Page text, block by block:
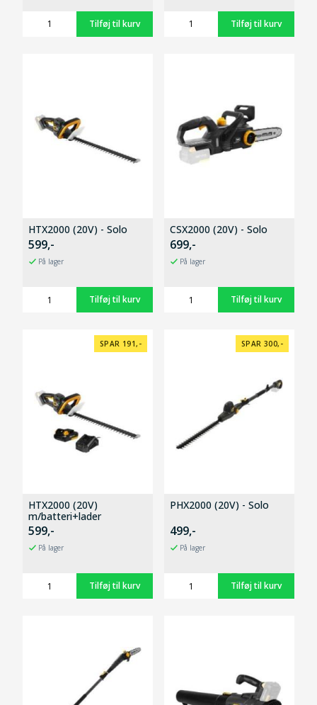
HTX2000 (20V) - Solo
599,-
På lager
CSX2000 (20V) - Solo
699,-
På lager
SPAR 191,-
HTX2000 (20V)
m/batteri+lader
599,-
På lager
SPAR 300,-
PHX2000 (20V) - Solo
499,-
På lager